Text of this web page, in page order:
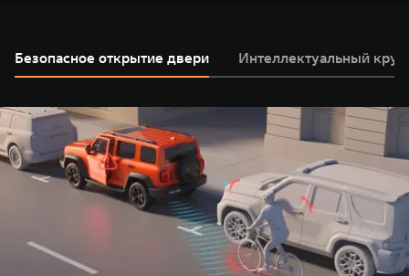
Безопасное открытие двери Интеллектуальный